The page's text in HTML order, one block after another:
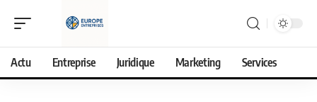
Actu Entreprise Juridique Marketing Services